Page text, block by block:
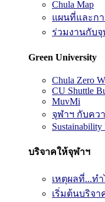
Chula Map
แผนที่และกา
ร่วมงานกับจุ
Green University
Chula Zero
CU Shuttle
MuvMi
จุฬาฯ กับคว
Sustainability
บริจาคให้จุฬาฯ
เหตุผลที่...ท
เริ่มต้นบริจา